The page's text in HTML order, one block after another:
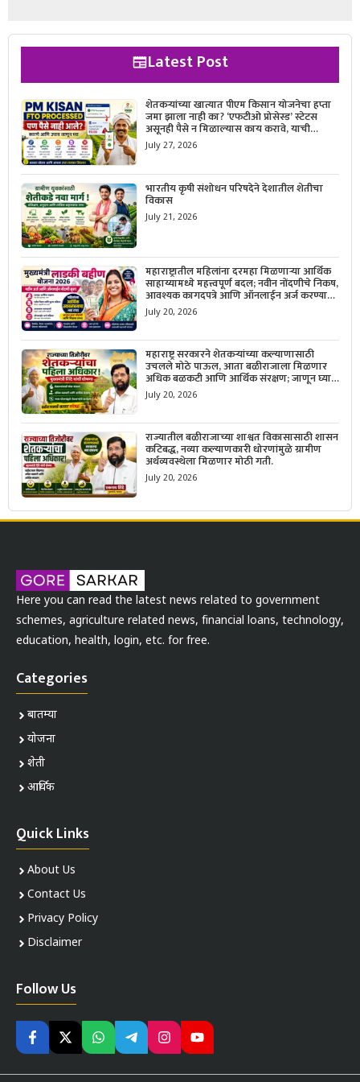
Latest Post
शेतकऱ्यांच्या खात्यात पीएम किसान योजनेचा हप्ता
जमा झाला नाही का? ‘एफटीओ प्रोसेस्ड’ स्टेटस
असूनही पैसे न मिळाल्यास काय करावे, याची
सविस्तर माहिती जाणून घ्या.
July 27, 2026
भारतीय कृषी संशोधन परिषदेने देशातील शेतीचा
विकास
July 21, 2026
महाराष्ट्रातील महिलांना दरमहा मिळणाऱ्या आर्थिक
साहाय्यामध्ये महत्त्वपूर्ण बदल; नवीन नोंदणीचे निकष,
आवश्यक कागदपत्रे आणि ऑनलाईन अर्ज करण्याची
सोपी प्रक्रिया जाणून घ्या.
July 20, 2026
महाराष्ट्र सरकारने शेतकऱ्यांच्या कल्याणासाठी
उचलले मोठे पाऊल, आता बळीराजाला मिळणार
अधिक बळकटी आणि आर्थिक संरक्षण; जाणून घ्या
सरकारचा नवा संकल्प.
July 20, 2026
राज्यातील बळीराजाच्या शाश्वत विकासासाठी शासन
कटिबद्ध, नव्या कल्याणकारी धोरणांमुळे ग्रामीण
अर्थव्यवस्थेला मिळणार मोठी गती.
July 20, 2026
Here you can read the latest news related to government
schemes, agriculture related news, financial loans, technology,
education, health, login, etc. for free.
Categories
बातम्या
योजना
शेती
आर्थिक
Quick Links
About Us
Contact Us
Privacy Policy
Disclaimer
Follow Us